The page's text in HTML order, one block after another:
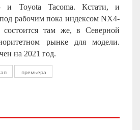
и Toyota Tacoma. Кстати, и
рабочим пока индексом NX4-
состоится там же, в Северной
рынке для модели.
на 2021 год.
премьера